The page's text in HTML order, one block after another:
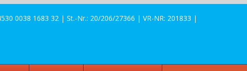
0038 1683 32 | St.-Nr.: 20/206/27366 | VR-NR: 201833 |